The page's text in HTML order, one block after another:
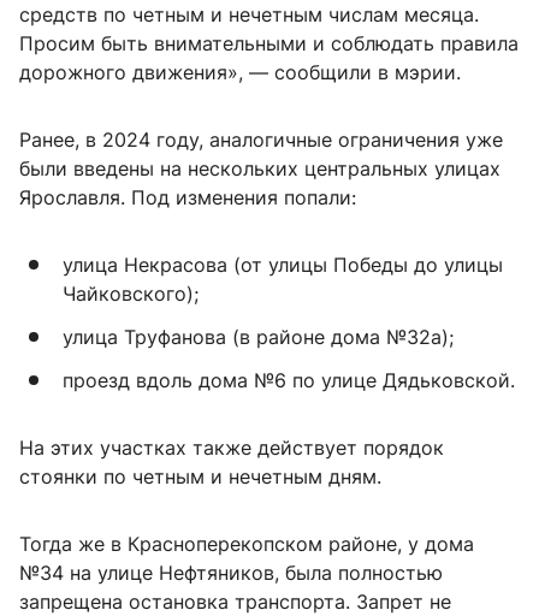
средств по четным и нечетным числам месяца.
Просим быть внимательными и соблюдать правила
дорожного движения», — сообщили в мэрии.
Ранее, в 2024 году, аналогичные ограничения уже
были введены на нескольких центральных улицах
Ярославля. Под изменения попали:
улица Некрасова (от улицы Победы до улицы
Чайковского);
улица Труфанова (в районе дома №32а);
проезд вдоль дома №6 по улице Дядьковской.
На этих участках также действует порядок
стоянки по четным и нечетным дням.
Тогда же в Красноперекопском районе, у дома
№34 на улице Нефтяников, была полностью
запрещена остановка транспорта. Запрет не